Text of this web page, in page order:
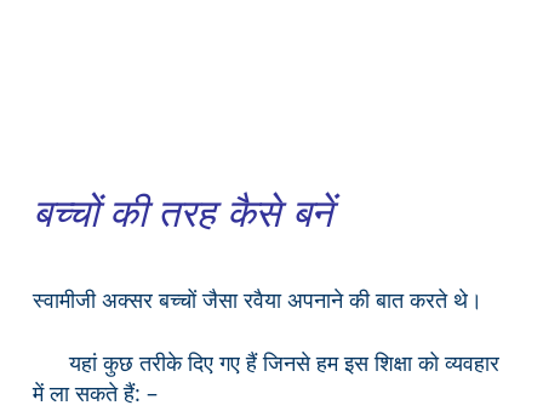
बच्चों की तरह कैसे बनें
स्वामीजी अक्सर बच्चों जैसा रवैया अपनाने की बात करते थे।
यहां कुछ तरीके दिए गए हैं जिनसे हम इस शिक्षा को व्यवहार
में ला सकते हैं: –